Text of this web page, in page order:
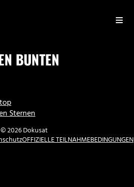
BUNTEN
Sternen
© 2026 Dokusat
OFFIZIELLE TEILNAHMEBEDINGUNGEN